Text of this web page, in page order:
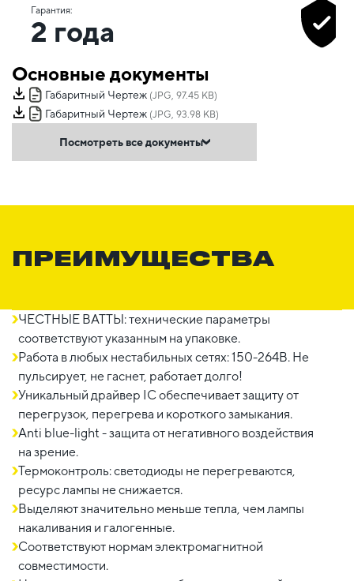
Гарантия:
2 года
Основные документы
Габаритный Чертеж (JPG, 97.45 KB)
Габаритный Чертеж (JPG, 93.98 KB)
Посмотреть все документы
ПРЕИМУЩЕСТВА
ЧЕСТНЫЕ ВАТТЫ: технические параметры
соответствуют указанным на упаковке.
Работа в любых нестабильных сетях: 150-264В. Не
пульсирует, не гаснет, работает долго!
Уникальный драйвер IC обеспечивает защиту от
перегрузок, перегрева и короткого замыкания.
Anti blue-light - защита от негативного воздействия
на зрение.
Термоконтроль: светодиоды не перегреваются,
ресурс лампы не снижается.
Выделяют значительно меньше тепла, чем лампы
накаливания и галогенные.
Соответствуют нормам электромагнитной
совместимости.